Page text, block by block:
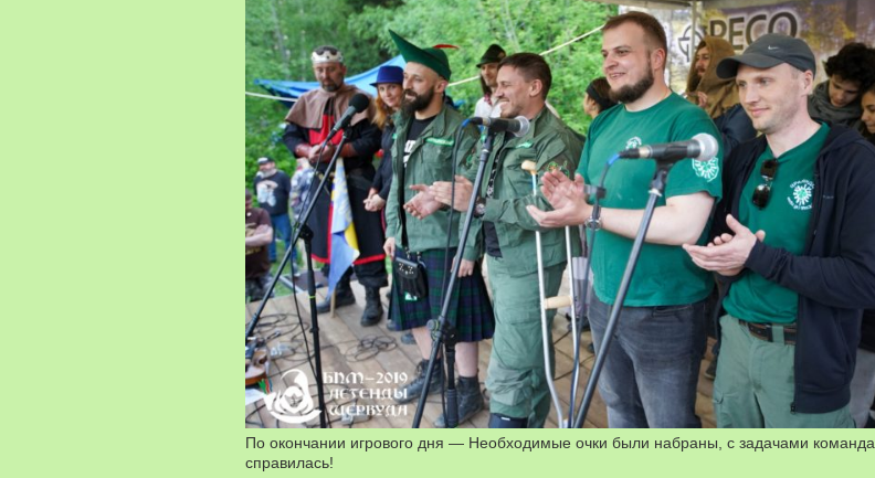
По окончании игрового дня — Необходимые очки были набраны, с задачами команда
справилась!